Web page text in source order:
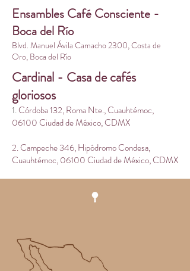
Ensambles Café Consciente -
Boca del Río
Blvd. Manuel Ávila Camacho 2300, Costa de
Oro, Boca del Río
Cardinal - Casa de cafés
gloriosos
1.Córdoba 132, Roma Nte., Cuauhtémoc,
06100 Ciudad de México, CDMX
2. Campeche 346, Hipódromo Condesa,
Cuauhtémoc, 06100 Ciudad de México, CDMX